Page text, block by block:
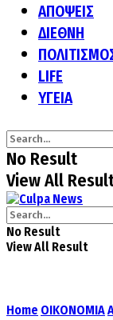
ΑΠΟΨΕΙΣ
ΔΙΕΘΝΗ
LIFE
ΥΓΕΙΑ
No Result
View All
No Result
View All Result
Home ΟΙΚΟΝΟΜΙΑ